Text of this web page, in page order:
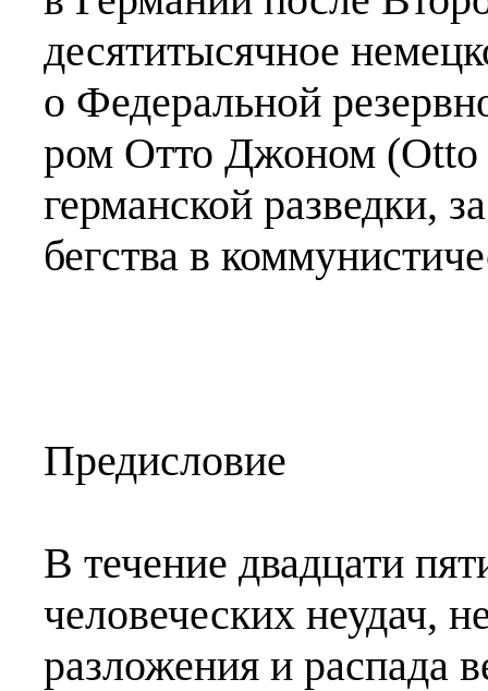
десятитысячное
о Федеральной
ром Отто Джоном (Otto
германской разведки,
бегства в
Предисловие
В течение двадцати
человеческих неудач,
разложения и распада